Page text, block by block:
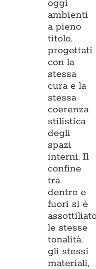
oggi
ambienti
a pieno
titolo,
progettati
con la
stessa
cura e la
stessa
coerenza
stilistica
degli
spazi
interni. Il
confine
tra
dentro e
fuori si è
le stesse
tonalità,
gli stessi
materiali,